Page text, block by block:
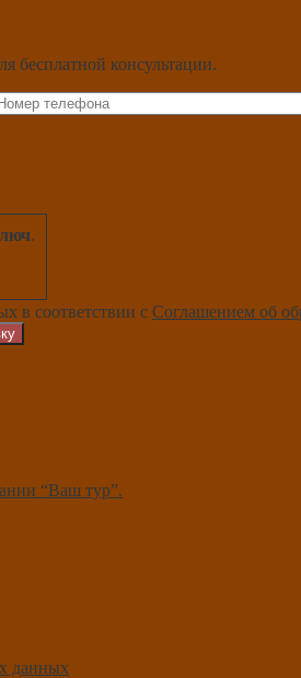
бесплатной консультации.
.
в соответствии с Соглашением об
“Ваш тур”.
данных